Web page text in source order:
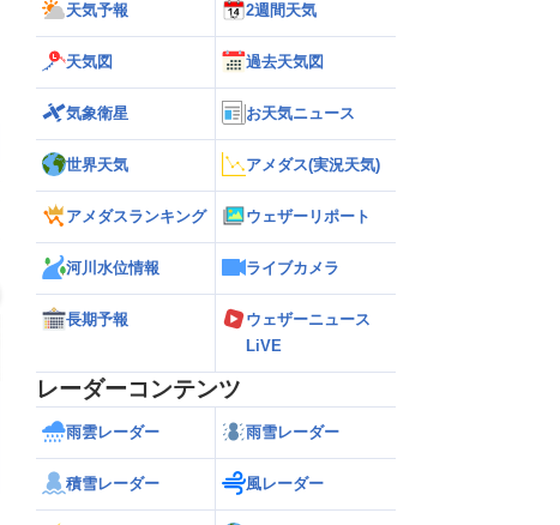
天気予報 2週間天気
天気図 過去天気図
気象衛星 お天気ニュース
世界天気 アメダス(実況天気)
アメダスランキング ウェザーリポート
河川水位情報 ライブカメラ
長期予報
ウェザーニュース
LiVE
レーダーコンテンツ
雨雲レーダー 雨雪レーダー
積雪レーダー 風レーダー